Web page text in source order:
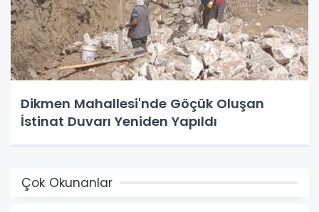
Dikmen Mahallesi'nde Göçük Oluşan
İstinat Duvarı Yeniden Yapıldı
Çok Okunanlar